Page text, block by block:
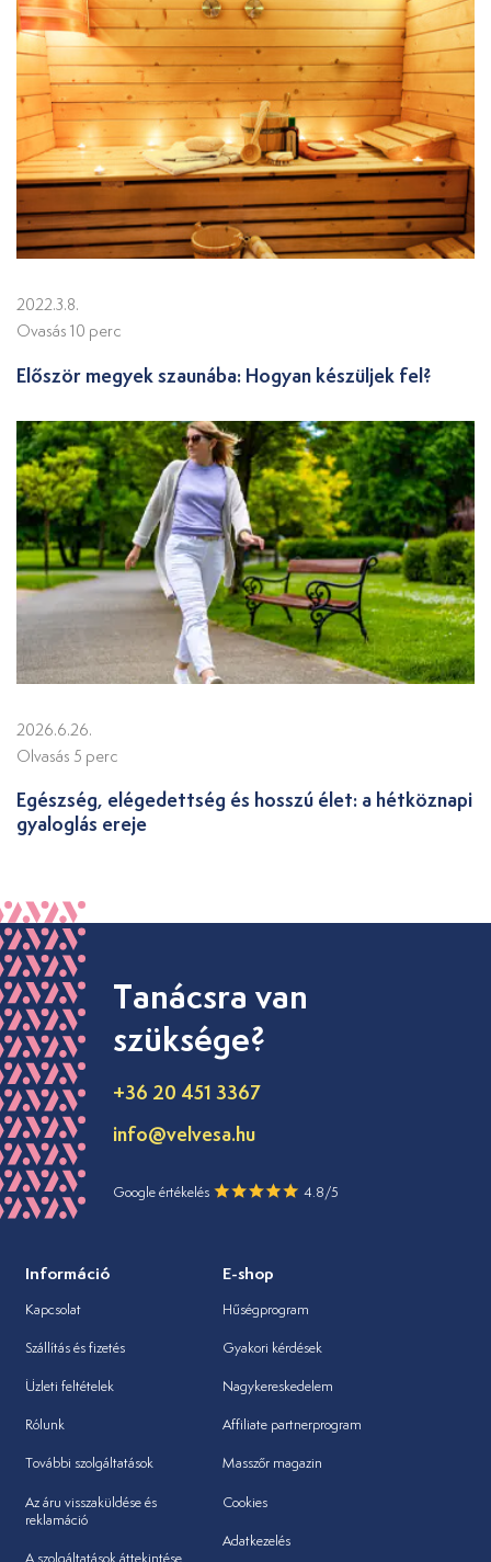
2022.3.8.
Ovasás 10 perc
Először megyek szaunába: Hogyan készüljek fel?
2026.6.26.
Olvasás 5 perc
Egészség, elégedettség és hosszú élet: a hétköznapi
gyaloglás ereje
Tanácsra van
szüksége?
+36 20 451 3367
info@velvesa.hu
Google értékelés 4.8/5
Információ
Kapcsolat
Szállítás és fizetés
Üzleti feltételek
Rólunk
További szolgáltatások
Az áru visszaküldése és
reklamáció
A szolgáltatások áttekintése
E-shop
Hűségprogram
Gyakori kérdések
Nagykereskedelem
Affiliate partnerprogram
Masszőr magazin
Cookies
Adatkezelés